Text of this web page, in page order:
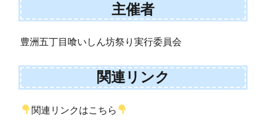
主催者
豊洲五丁目喰いしん坊祭り実行委員会
関連リンク
関連リンクはこちら